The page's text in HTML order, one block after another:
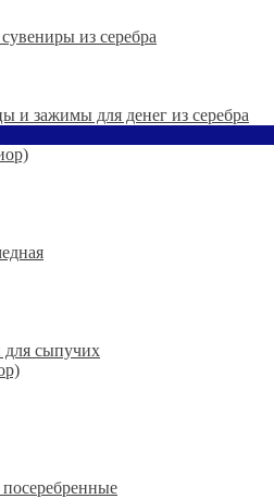
из серебра
и зажимы для денег из серебра
для сыпучих